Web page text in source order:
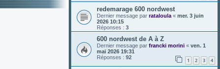
redemarage 600 nordwest
Dernier message par rataloula « mer. 3 juin
2026 10:15
Réponses : 3
600 nordwest de A à Z
Dernier message par francki morini « ven. 1
mai 2026 19:31
Réponses : 92 1 2 3 4